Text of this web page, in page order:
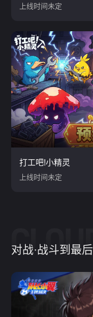
上线时间未定
打工吧!小精灵
上线时间未定
对战·战斗到最后